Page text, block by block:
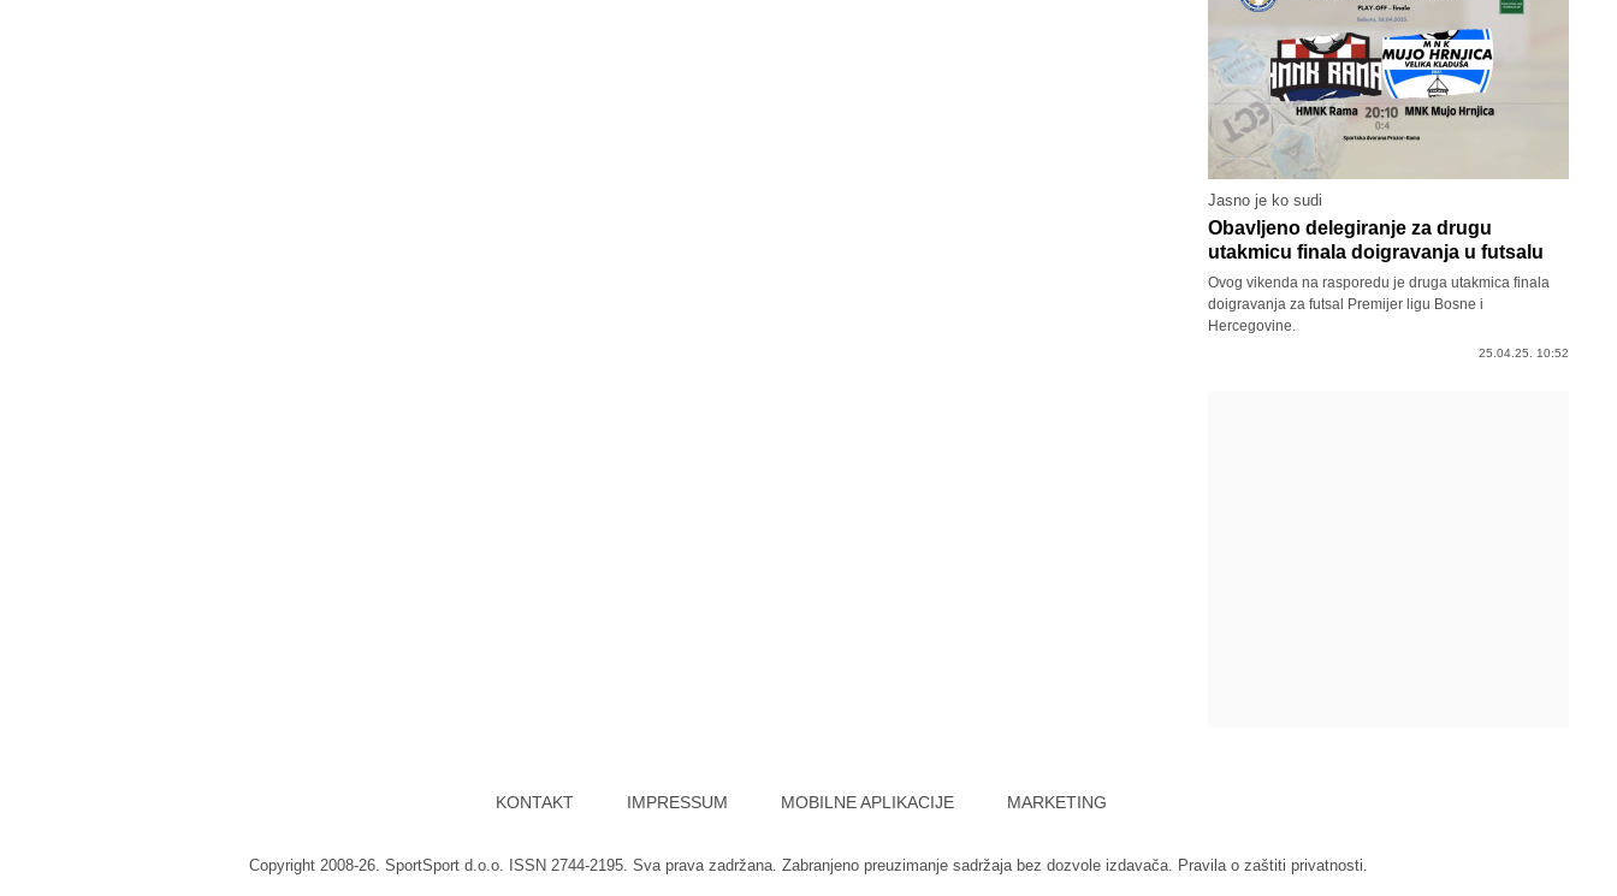
Jasno je ko sudi
Obavljeno delegiranje za drugu
utakmicu finala doigravanja u futsalu
Ovog vikenda na rasporedu je druga utakmica finala
doigravanja za futsal Premijer ligu Bosne i
Hercegovine.
25.04.25. 10:52
KONTAKT IMPRESSUM MOBILNE APLIKACIJE MARKETING
Copyright 2008-26. SportSport d.o.o. ISSN 2744-2195. Sva prava zadržana. Zabranjeno preuzimanje sadržaja bez dozvole izdavača. Pravila o zaštiti privatnosti.